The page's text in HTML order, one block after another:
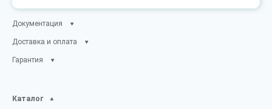
Документация
Доставка и оплата
Гарантия
Каталог